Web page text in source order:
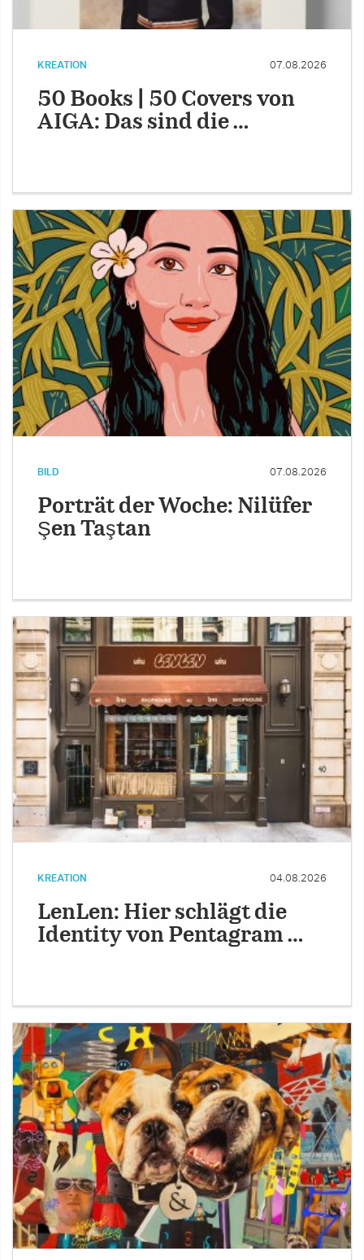
KREATION 07.08.2026
50 Books | 50 Covers von
AIGA: Das sind die …
BILD 07.08.2026
Porträt der Woche: Nilüfer
Şen Taştan
KREATION 04.08.2026
LenLen: Hier schlägt die
Identity von Pentagram …